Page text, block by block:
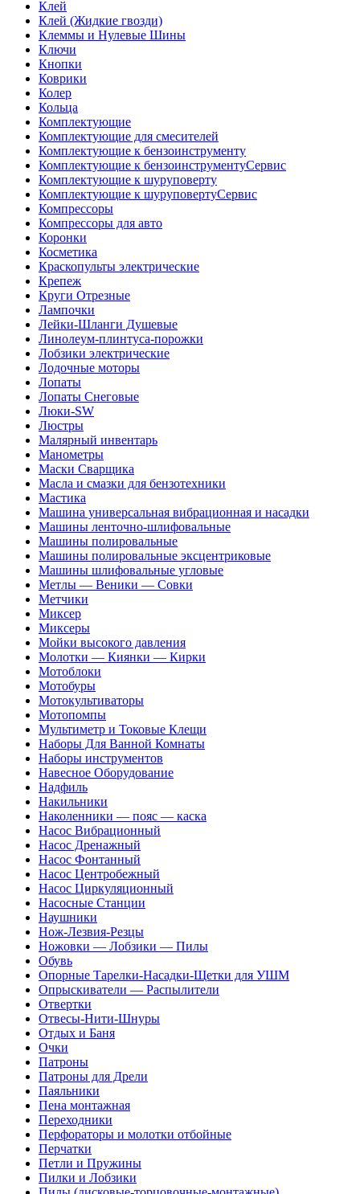
Клей
Клей (Жидкие гвозди)
Клеммы и Нулевые Шины
Ключи
Кнопки
Коврики
Колер
Кольца
Комплектующие
Комплектующие для смесителей
Комплектующие к бензоинструменту
Комплектующие к бензоинструментуСервис
Комплектующие к шуруповерту
Комплектующие к шуруповертуСервис
Компрессоры
Компрессоры для авто
Коронки
Косметика
Краскопульты электрические
Крепеж
Круги Отрезные
Лампочки
Лейки-Шланги Душевые
Линолеум-плинтуса-порожки
Лобзики электрические
Лодочные моторы
Лопаты
Лопаты Снеговые
Люки-SW
Люстры
Малярный инвентарь
Манометры
Маски Сварщика
Масла и смазки для бензотехники
Мастика
Машина универсальная вибрационная и насадки
Машины ленточно-шлифовальные
Машины полировальные
Машины полировальные эксцентриковые
Машины шлифовальные угловые
Метлы — Веники — Совки
Метчики
Миксер
Миксеры
Мойки высокого давления
Молотки — Киянки — Кирки
Мотоблоки
Мотобуры
Мотокультиваторы
Мотопомпы
Мультиметр и Токовые Клещи
Наборы Для Ванной Комнаты
Наборы инструментов
Навесное Оборудование
Надфиль
Накильники
Наколенники — пояс — каска
Насос Вибрационный
Насос Дренажный
Насос Фонтанный
Насос Центробежный
Насос Циркуляционный
Насосные Станции
Наушники
Нож-Лезвия-Резцы
Ножовки — Лобзики — Пилы
Обувь
Опорные Тарелки-Насадки-Щетки для УШМ
Опрыскиватели — Распылители
Отвертки
Отвесы-Нити-Шнуры
Отдых и Баня
Очки
Патроны
Патроны для Дрели
Паяльники
Пена монтажная
Переходники
Перфораторы и молотки отбойные
Перчатки
Петли и Пружины
Пилки и Лобзики